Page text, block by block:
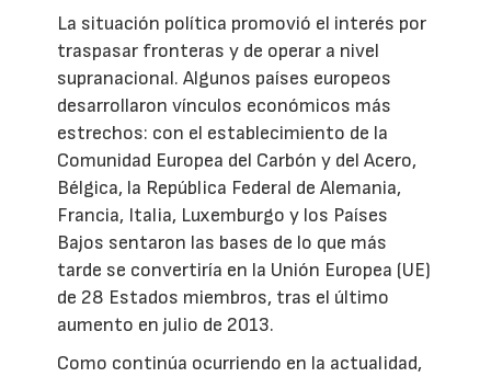
La situación política promovió el interés por
traspasar fronteras y de operar a nivel
supranacional. Algunos países europeos
desarrollaron vínculos económicos más
estrechos: con el establecimiento de la
Comunidad Europea del Carbón y del Acero,
Bélgica, la República Federal de Alemania,
Francia, Italia, Luxemburgo y los Países
Bajos sentaron las bases de lo que más
tarde se convertiría en la Unión Europea (UE)
de 28 Estados miembros, tras el último
aumento en julio de 2013.
Como continúa ocurriendo en la actualidad,